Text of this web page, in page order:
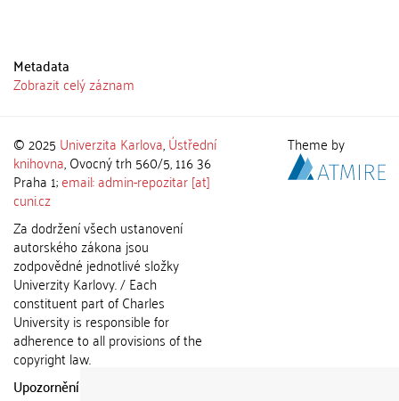
Metadata
Zobrazit celý záznam
© 2025 Univerzita Karlova,Ústřední
knihovna, Ovocný trh 560/5, 116 36
Praha 1;email: admin-repozitar [at]
cuni.cz
Za dodržení všech ustanovení
autorského zákona jsou
zodpovědné jednotlivé složky
Univerzity Karlovy. / Each
constituent part of Charles
University is responsible for
adherence to all provisions of the
copyright law.
Upozornění / Notice:
Theme by